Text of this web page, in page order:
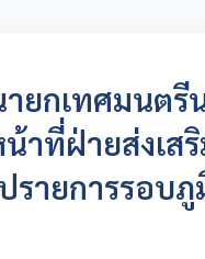
ยกเทศมนตรี
าที่ฝ่ายส่งเส
ายการรอบ